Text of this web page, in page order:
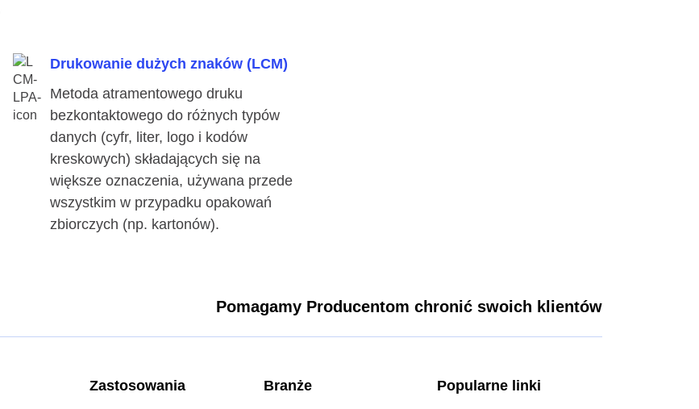
Drukowanie dużych znaków (LCM)
Metoda atramentowego druku
bezkontaktowego do różnych typów
danych (cyfr, liter, logo i kodów
kreskowych) składających się na
większe oznaczenia, używana przede
wszystkim w przypadku opakowań
zbiorczych (np. kartonów).
Pomagamy Producentom chronić swoich klientów
Zastosowania Branże Popularne linki